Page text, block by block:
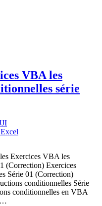
VBA les
série
Exercices VBA les
(Correction) Exercices
Série 01 (Correction)
conditionnelles Série
conditionnelles en VBA
…